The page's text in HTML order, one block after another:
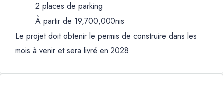
2 places de parking
À partir de 19,700,000nis
Le projet doit obtenir le permis de construire dans les
mois à venir et sera livré en 2028.